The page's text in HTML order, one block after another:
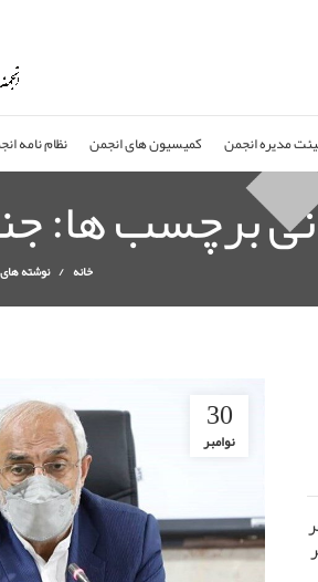
مدیره انجمن کمیسیون های انجمن نظام نامه
برچسب ها:
خانه نوشته
30
نوامبر